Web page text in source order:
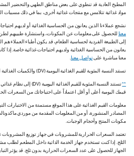
المطبخ العادية قد تنطوي على بعض مناطق الطهي والتحضير
مواد غذائية تتلامس مع منتجات غذائية أخرى، بما في ذلك مسببات
نشجع عملاءنا الذين يعانون من الحساسية الغذائية أو لديهم
معنا للحصول على معلومات عن المكونات، واستشارة طبيبهم لطرح
إلى الطبيعة الفردية لحساسية الطعام، قد يكون أطباء العملاء هم
يعانون من الحساسية الغذائية ولديهم احتياجات غذائية خاصة. إذا
معنا مباشرة علىتواصل معنا.
تستند النسبة المئوية للقيم الغذائية اليومية (DV) والكميات الغذائية الموصى بها RDIs إلى القيم غير المقيدة.
**
قيمك اليومية أعلى أو أقل اعتماداً على احتياجاتك من السعرات
معلومات القيم الغذائية على هذا الموقع مستمدة من الاختبارات
المصادر المنشورة، أو من المعلومات المقدمة من موردي
مكونات المنتج وأحجام الوجبات.
تعتمد السعرات الحرارية للمشروبات في جهاز توزيع المشروبات
الثلج. إذا كنت تستخدم جهاز الخدمة الذاتية داخل المطعم لطلب
الجهاز للحصول على عدد السعرات الحرارية بدون ثلج. قد يؤثر